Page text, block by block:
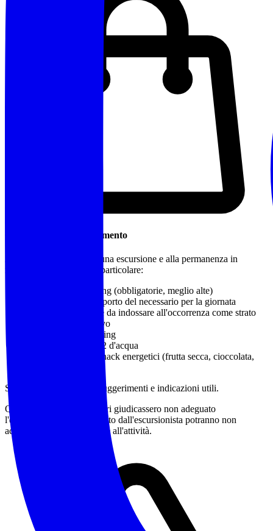
Cosa Portare / Abbigliamento
Abbigliamento idoneo a una escursione e alla permanenza in
montagna o in natura, in particolare:
Calzature da trekking (obbligatorie, meglio alte)
Zaino adatto al trasporto del necessario per la giornata
Capo impermeabile da indossare all'occorrenza come strato
più esterno protettivo
Bastoncini da trekking
Almeno 1 litro e 1/2 d'acqua
Pranzo al sacco e snack energetici (frutta secca, cioccolata,
Sono a disposizione per suggerimenti e indicazioni utili.
Qualora gli accompagnatori giudicassero non adeguato
l'equipaggiamento posseduto dall'escursionista potranno non
accettarne la partecipazione all'attività.